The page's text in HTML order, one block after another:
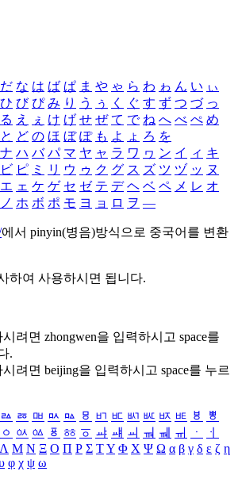
だ な は ば ぱ ま や ゃ ら わ ゎ ん い ぃ
ひ び ぴ み り う ぅ く ぐ す ず つ づ っ
る え ぇ け げ せ ぜ て で ね へ べ ぺ め
と ど の ほ ぼ ぽ も よ ょ ろ を
ナ ハ バ パ マ ヤ ャ ラ ワ ヮ ン イ ィ キ
ビ ピ ミ リ ウ ゥ ク グ ス ズ ツ ヅ ッ ヌ
エ ェ ケ ゲ セ ゼ テ デ ヘ ベ ペ メ レ オ
ノ ホ ボ ポ モ ヨ ョ ロ ヲ ―
에서 pinyin(병음)방식으로 중국어를 변환
하여 사용하시면 됩니다.
려면 zhongwen을 입력하시고 space를
.
려면 beijing을 입력하시고 space를 누르
ㅬ ㅭ ㅮ ㅯ ㅰ ㅱ ㅲ ㅳ ㅴ ㅵ ㅶ ㅷ ㅸ
ㅹ
ㆁ ㆂ ㆃ ㆄ ㆅ ㆆ ㆇ ㆈ ㆉ ㆊ ㆋ ㆌ ㆍ
ㆎ
Λ Μ Ν Ξ Ο Π Ρ Σ ΤΥ Φ Χ Ψ Ω α β γ δ ε ζ η
φ χ ψ ω